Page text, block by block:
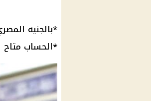
*بالجنيه
*الحساب متاح